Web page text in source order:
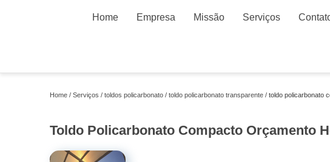
Home Empresa Missão Serviços
Home Serviços toldos policarbonato toldo policarbonato transparente toldo policarbonato
Toldo Policarbonato Compacto Orçamento